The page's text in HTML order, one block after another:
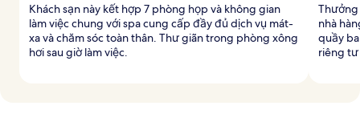
Khách sạn này kết hợp 7 phòng họp và không gian
làm việc chung với spa cung cấp đầy đủ dịch vụ mát-
xa và chăm sóc toàn thân. Thư giãn trong phòng xông
hơi sau giờ làm việc.
Thưởng
nhà
quầy
riêng